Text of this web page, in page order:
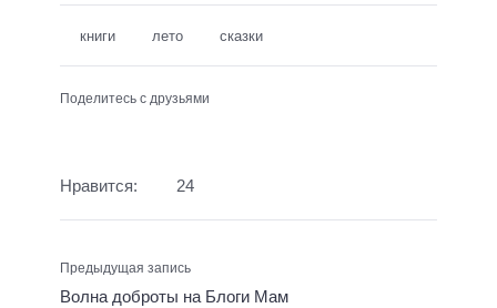
книги лето сказки
Поделитесь с друзьями
Нравится: 24
Предыдущая запись
Волна доброты на Блоги Мам